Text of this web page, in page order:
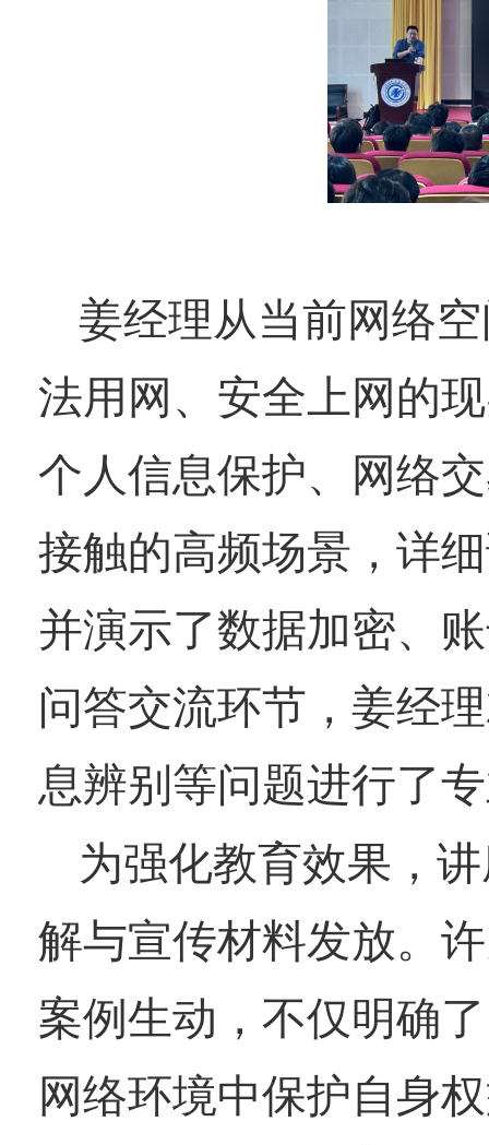
姜经理从当前网络
法用网、安全上网的
个人信息保护、网络
接触的高频场景，详
并演示了数据加密、
问答交流环节，姜经
息辨别等问题进行了
为强化教育效果，
解与宣传材料发放。
案例生动，不仅明确
网络环境中保护自身